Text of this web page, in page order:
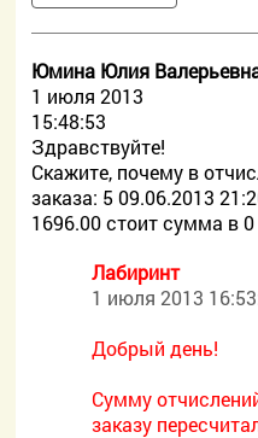
Юмина Юлия
1 июля 2013
15:48:53
Здравствуйте!
Скажите, почему в
заказа: 5 09.06.2013
1696.00 стоит сумма в 0
Лабиринт
1 июля 2013
Добрый день!
Сумму
заказу